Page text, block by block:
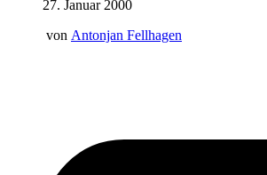
27. Januar 2000
von Antonjan Fellhagen